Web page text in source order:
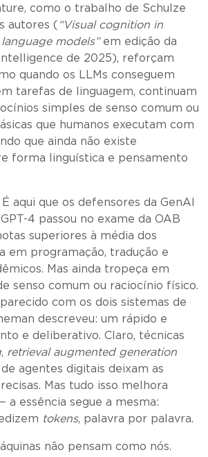
como o trabalho de Schulze
autores ( “Visual cognition in
models”em edição da
de 2025), reforçam
quando os LLMs conseguem
tarefas de linguagem, continuam
simples de senso comum ou
que humanos executam com
que ainda não existe
forma linguística e pensamento
É aqui que os defensores da GenAI
4 passou no exame da OAB
superiores à média dos
em programação, tradução e
Mas ainda tropeça em
senso comum ou raciocínio físico.
com os dois sistemas de
descreveu: um rápido e
e deliberativo. Claro, técnicas
, retrieval augmented generation
agentes digitais deixam as
Mas tudo isso melhora
a essência segue a mesma:
tokens, palavra por palavra.
não pensam como nós.